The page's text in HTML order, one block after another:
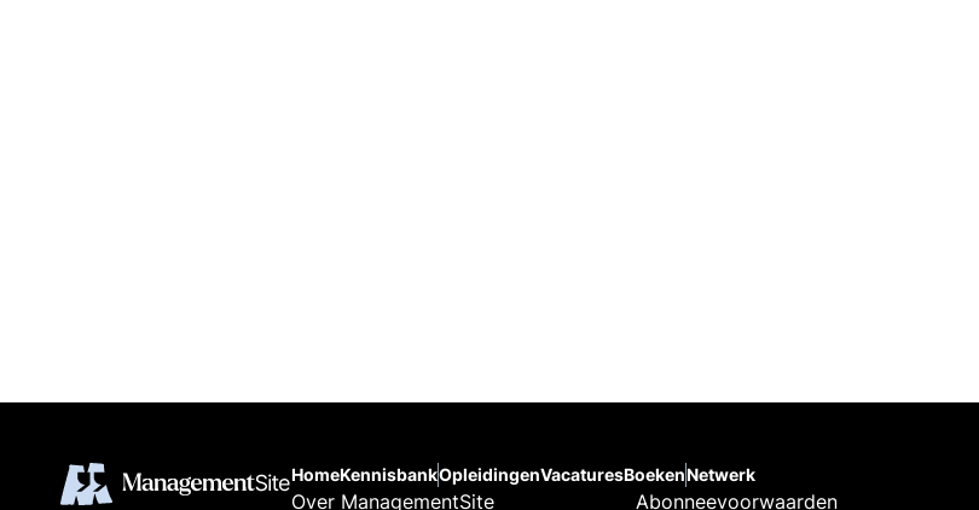
HomeKennisbankOpleidingenVacaturesBoekenNetwerk
Over ManagementSite Abonneevoorwaarden